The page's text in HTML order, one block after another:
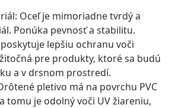
Oceľ je mimoriadne tvrdý a
Ponúka pevnosť a stabilitu.
lepšiu ochranu voči
pre produkty, ktoré sa budú
a v drsnom prostredí.
pletivo má na povrchu PVC
tomu je odolný voči UV žiareniu,